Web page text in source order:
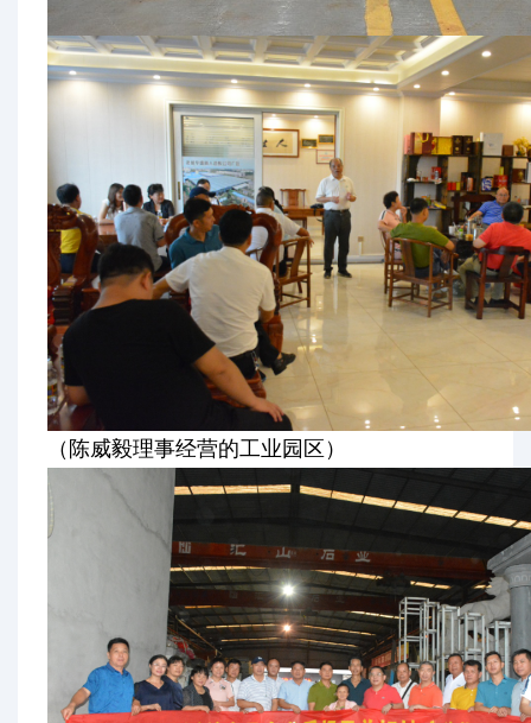
（陈威毅理事经营的工业园区）